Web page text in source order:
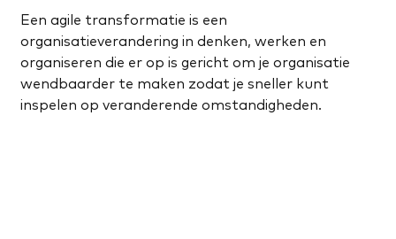
Een agile transformatie is een
organisatieverandering in denken, werken en
organiseren die er op is gericht om je organisatie
wendbaarder te maken zodat je sneller kunt
inspelen op veranderende omstandigheden.